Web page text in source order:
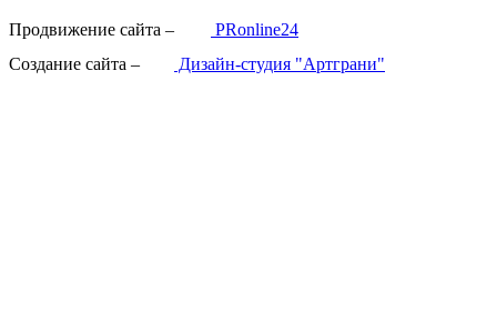
Продвижение сайта –
PRonline24
Создание сайта –
Дизайн-студия "Артграни"